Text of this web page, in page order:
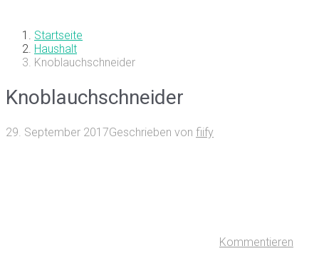
Startseite
Haushalt
Knoblauchschneider
Knoblauchschneider
29. September 2017Geschrieben von fiify
Kommentieren